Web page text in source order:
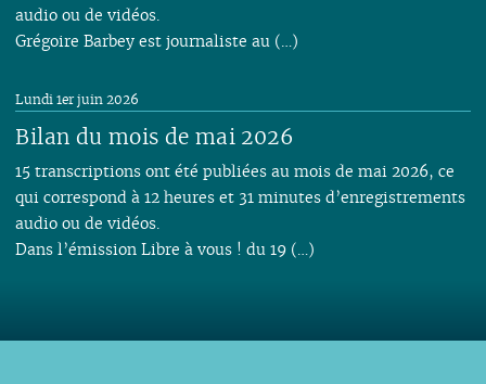
audio ou de vidéos.
Grégoire Barbey est journaliste au (…)
Bilan du mois de mai 2026
Lundi 1er juin 2026
15 transcriptions ont été publiées au mois de mai 2026, ce
qui correspond à 12 heures et 31 minutes d’enregistrements
audio ou de vidéos.
Dans l’émission Libre à vous ! du 19 (…)